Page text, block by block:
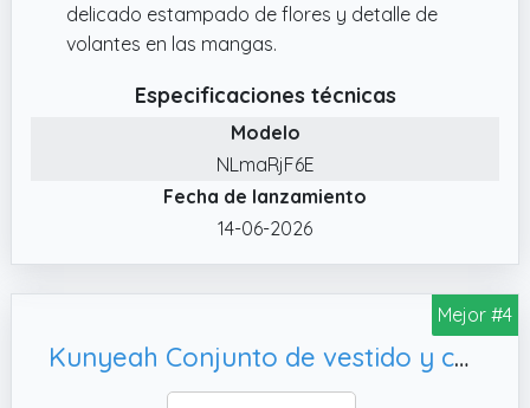
delicado estampado de flores y detalle de
volantes en las mangas.
Especificaciones técnicas
Modelo
NLmaRjF6E
Fecha de lanzamiento
14-06-2026
Mejor #4
Kunyeah Conjunto de vestido y cárdigan para bebé niña Abrigo de encogimiento de hombros con volantes para bebés Falda con estampado de mariposas Atuendo de manga larga para niños pequeños